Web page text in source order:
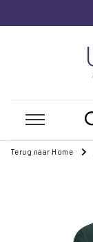
Terug naar Home